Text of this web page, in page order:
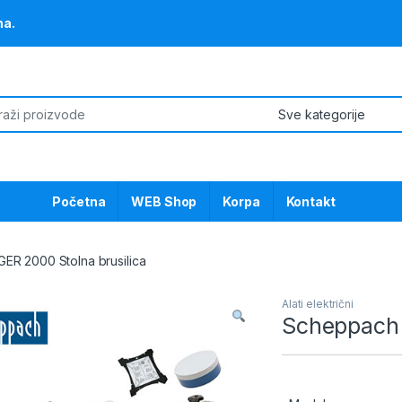
Početna WEB Shop Korpa Kontakt
2000 Stolna brusilica
Alati električni